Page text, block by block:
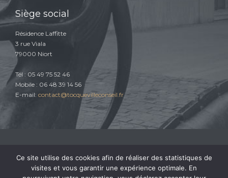
Siège social
Résidence Laffitte
3 rue Viala
79000 Niort
Tél : 05 49 75 52 46
Mobile : 06 48 39 14 56
E-mail: contact@tocquevilleconseil.fr
© 2015 TOCQUEVILLE CONSEIL | Conditions générales d'utilisation|
Conditions générales de vente|Mentions légales|Politique de confidentialité
Ce site utilise des cookies afin de réaliser des statistiques de
visites et vous garantir une expérience optimale. En